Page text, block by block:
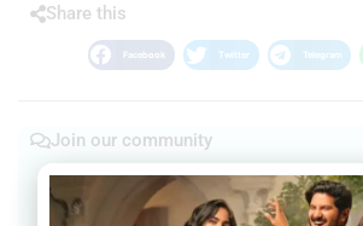
Share this
Facebook Twitter Telegram
Join our community
Join our Telegram Channel